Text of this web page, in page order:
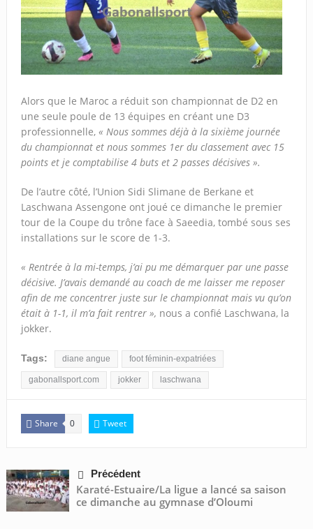
Alors que le Maroc a réduit son championnat de D2 en
une seule poule de 13 équipes en créant une D3
professionnelle, « Nous sommes déjà à la sixième journée
du championnat et nous sommes 1er du classement avec 15
points et je comptabilise 4 buts et 2 passes décisives ».
De l’autre côté, l’Union Sidi Slimane de Berkane et
Laschwana Assengone ont joué ce dimanche le premier
tour de la Coupe du trône face à Saeedia, tombé sous ses
installations sur le score de 1-3.
« Rentrée à la mi-temps, j’ai pu me démarquer par une passe
décisive. J’avais demandé au coach de me laisser me reposer
afin de me concentrer juste sur le championnat mais vu qu’on
était à 1-1, il m’a fait rentrer », nous a confié Laschwana, la
jokker.
Tags: diane angue foot féminin-expatriées
gabonallsport.com jokker laschwana
Share 0 Tweet
Précédent
Karaté-Estuaire/La ligue a lancé sa saison
ce dimanche au gymnase d’Oloumi